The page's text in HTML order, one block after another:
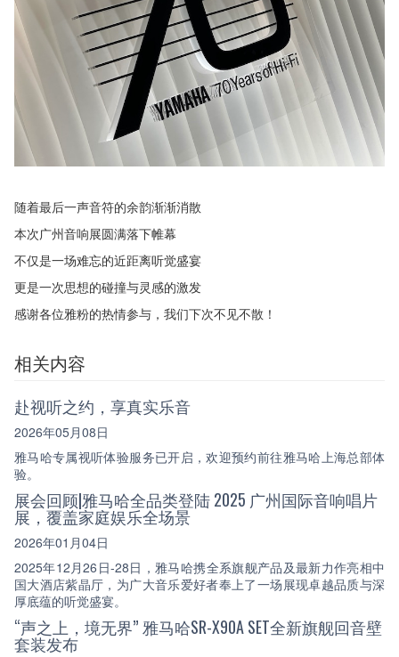
随着最后一声音符的余韵渐渐消散
本次广州音响展圆满落下帷幕
不仅是一场难忘的近距离听觉盛宴
更是一次思想的碰撞与灵感的激发
感谢各位雅粉的热情参与，我们下次不见不散！
相关内容
赴视听之约，享真实乐音
2026年05月08日
雅马哈专属视听体验服务已开启，欢迎预约前往雅马哈上海总部体
验。
展会回顾|雅马哈全品类登陆 2025 广州国际音响唱片
展，覆盖家庭娱乐全场景
2026年01月04日
2025年12月26日-28日，雅马哈携全系旗舰产品及最新力作亮相中
国大酒店紫晶厅，为广大音乐爱好者奉上了一场展现卓越品质与深
厚底蕴的听觉盛宴。
“声之上，境无界” 雅马哈SR-X90A SET全新旗舰回音壁
套装发布